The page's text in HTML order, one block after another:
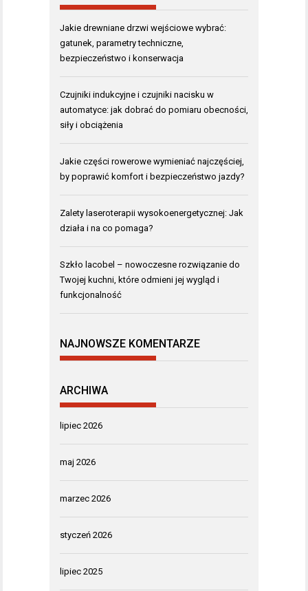
Jakie drewniane drzwi wejściowe wybrać:
gatunek, parametry techniczne,
bezpieczeństwo i konserwacja
Czujniki indukcyjne i czujniki nacisku w
automatyce: jak dobrać do pomiaru obecności,
siły i obciążenia
Jakie części rowerowe wymieniać najczęściej,
by poprawić komfort i bezpieczeństwo jazdy?
Zalety laseroterapii wysokoenergetycznej: Jak
działa i na co pomaga?
Szkło lacobel – nowoczesne rozwiązanie do
Twojej kuchni, które odmieni jej wygląd i
funkcjonalność
NAJNOWSZE KOMENTARZE
ARCHIWA
lipiec 2026
maj 2026
marzec 2026
styczeń 2026
lipiec 2025